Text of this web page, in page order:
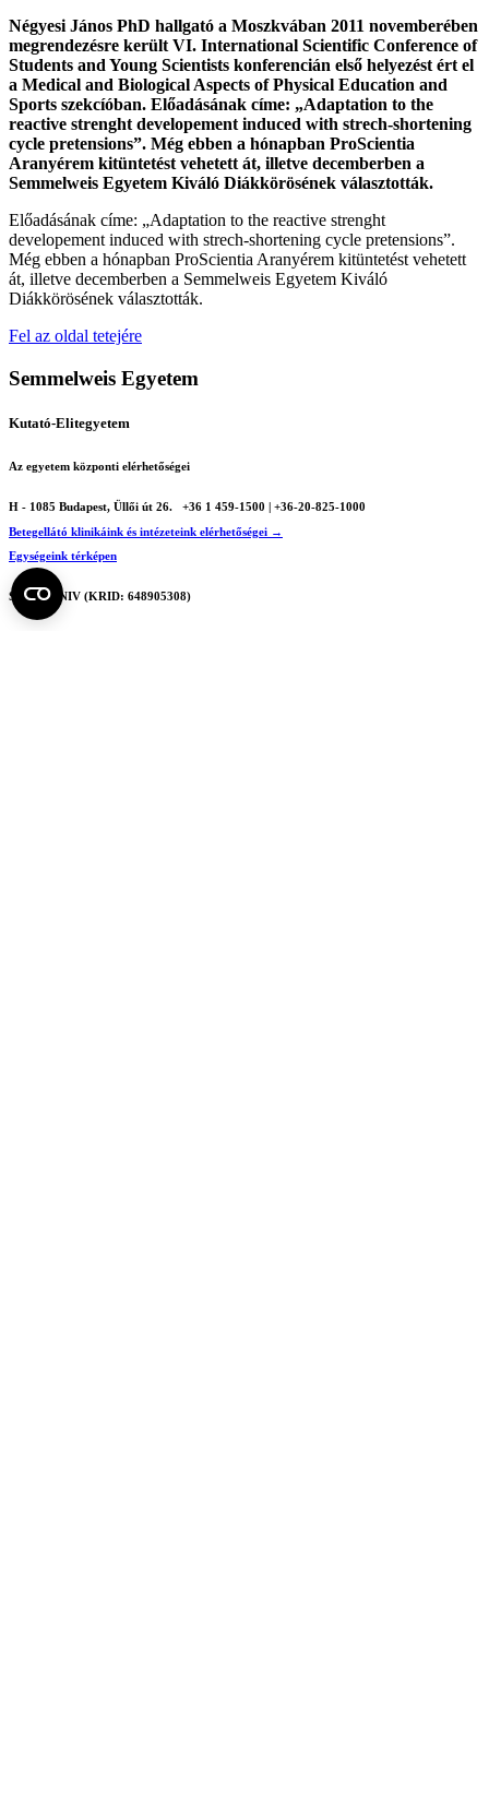
Négyesi János PhD hallgató a Moszkvában 2011 novemberében
megrendezésre került VI. International Scientific Conference of
Students and Young Scientists konferencián első helyezést ért el
a Medical and Biological Aspects of Physical Education and
Sports szekcíóban. Előadásának címe: „Adaptation to the
reactive strenght developement induced with strech-shortening
cycle pretensions”. Még ebben a hónapban ProScientia
Aranyérem kitüntetést vehetett át, illetve decemberben a
Semmelweis Egyetem Kiváló Diákkörösének választották.
Előadásának címe: „Adaptation to the reactive strenght
developement induced with strech-shortening cycle pretensions”.
Még ebben a hónapban ProScientia Aranyérem kitüntetést vehetett
át, illetve decemberben a Semmelweis Egyetem Kiváló
Diákkörösének választották.
Fel az oldal tetejére
Semmelweis Egyetem
Kutató-Elitegyetem
Az egyetem központi elérhetőségei
H - 1085 Budapest, Üllői út 26.
+36 1 459-1500 | +36-20-825-1000
Betegellátó klinikáink és intézeteink elérhetőségei →
Egységeink térképen
SEMEDUNIV (KRID: 648905308)